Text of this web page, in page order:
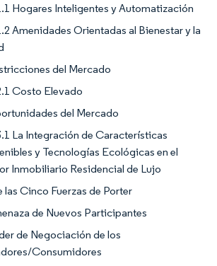
Hogares Inteligentes y Automatización
Amenidades Orientadas al Bienestar y la
del Mercado
Costo Elevado
del Mercado
La Integración de Características
y Tecnologías Ecológicas en el
Inmobiliario Residencial de Lujo
las Cinco Fuerzas de Porter
de Nuevos Participantes
de Negociación de los
Consumidores